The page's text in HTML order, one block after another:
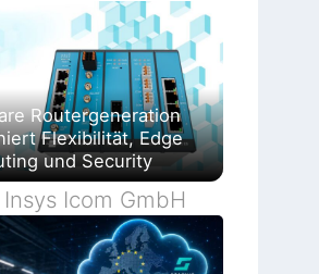
Routergeneration
Flexibilität, Edge
und Security
Icom GmbH